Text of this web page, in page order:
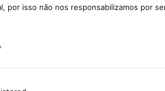
isso não nos responsabilizamos por